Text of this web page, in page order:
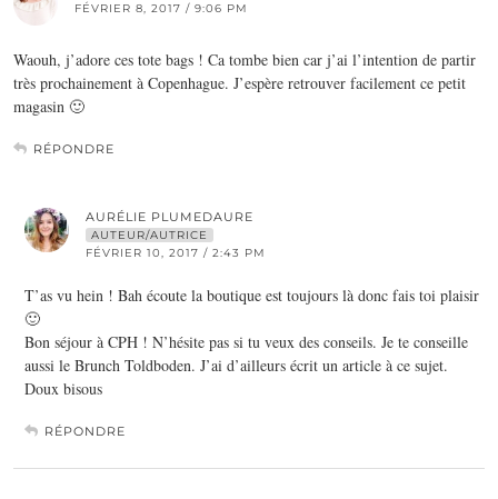
FÉVRIER 8, 2017 / 9:06 PM
Waouh, j’adore ces tote bags ! Ca tombe bien car j’ai l’intention de partir
très prochainement à Copenhague. J’espère retrouver facilement ce petit
magasin 🙂
RÉPONDRE
AURÉLIE PLUMEDAURE
AUTEUR/AUTRICE
FÉVRIER 10, 2017 / 2:43 PM
T’as vu hein ! Bah écoute la boutique est toujours là donc fais toi plaisir
🙂
Bon séjour à CPH ! N’hésite pas si tu veux des conseils. Je te conseille
aussi le Brunch Toldboden. J’ai d’ailleurs écrit un article à ce sujet.
Doux bisous
RÉPONDRE